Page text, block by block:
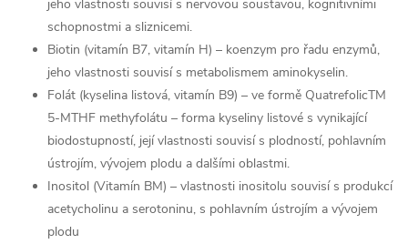
jeho vlastnosti souvisí s nervovou soustavou, kognitivními
schopnostmi a sliznicemi.
Biotin (vitamín B7, vitamín H) – koenzym pro řadu enzymů,
jeho vlastnosti souvisí s metabolismem aminokyselin.
Folát (kyselina listová, vitamín B9) – ve formě QuatrefolicTM
5-MTHF methyfolátu – forma kyseliny listové s vynikající
biodostupností, její vlastnosti souvisí s plodností, pohlavním
ústrojím, vývojem plodu a dalšími oblastmi.
Inositol (Vitamín BM) – vlastnosti inositolu souvisí s produkcí
acetycholinu a serotoninu, s pohlavním ústrojím a vývojem
plodu